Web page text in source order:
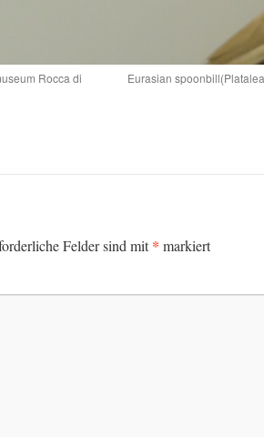
Rocca di
Eurasian
Felder sind mit* markiert